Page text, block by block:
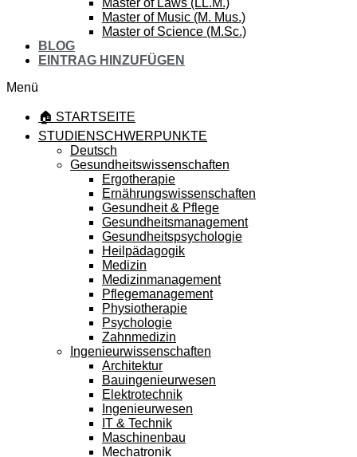
Master of Laws (LL.M.)
Master of Music (M. Mus.)
Master of Science (M.Sc.)
BLOG
EINTRAG HINZUFÜGEN
Menü
🏠 STARTSEITE
STUDIENSCHWERPUNKTE
Deutsch
Gesundheitswissenschaften
Ergotherapie
Ernährungswissenschaften
Gesundheit & Pflege
Gesundheitsmanagement
Gesundheitspsychologie
Heilpädagogik
Medizin
Medizinmanagement
Pflegemanagement
Physiotherapie
Psychologie
Zahnmedizin
Ingenieurwissenschaften
Architektur
Bauingenieurwesen
Elektrotechnik
Ingenieurwesen
IT & Technik
Maschinenbau
Mechatronik